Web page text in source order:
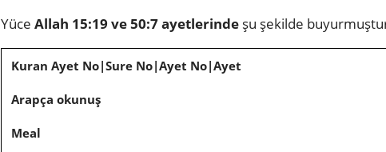
Yüce Allah 15:19 ve 50:7 ayetlerinde şu şekilde
Kuran Ayet No|Sure No|Ayet No|Ayet
Arapça okunuş
Meal